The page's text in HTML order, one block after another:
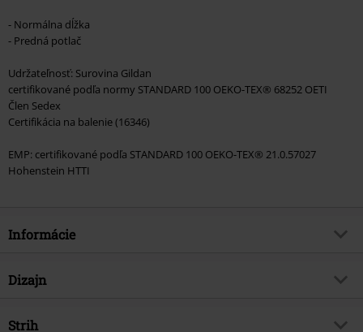
- Normálna dĺžka
- Predná potlač
Udržateľnosť: Surovina Gildan
certifikované podľa normy STANDARD 100 OEKO-TEX® 68252 OETI
Člen Sedex
Certifikácia na balenie (16346)
EMP: certifikované podľa STANDARD 100 OEKO-TEX® 21.0.57027
Hohenstein HTTI
Informácie
Tovar č.
hudobný žáner
Dizajn
Typ výrobku
Strih